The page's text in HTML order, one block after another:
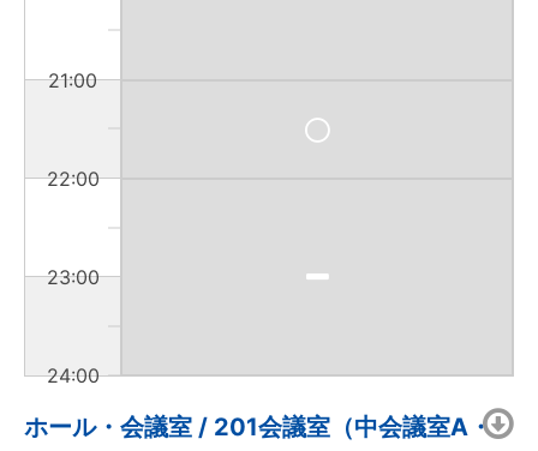
21:00
22:00
23:00
24:00
ホール・会議室 / 201会議室（中会議室A・